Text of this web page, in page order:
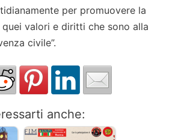
per promuovere la
valori e diritti che sono alla
civile”.
anche: